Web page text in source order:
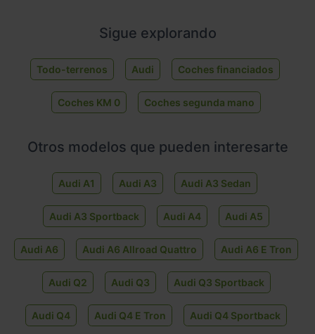
Sigue explorando
Todo-terrenos Audi Coches financiados
Coches KM 0 Coches segunda mano
Otros modelos que pueden interesarte
Audi A1 Audi A3 Audi A3 Sedan
Audi A3 Sportback Audi A4 Audi A5
Audi A6 Audi A6 Allroad Quattro Audi A6 E Tron
Audi Q2 Audi Q3 Audi Q3 Sportback
Audi Q4 Audi Q4 E Tron Audi Q4 Sportback